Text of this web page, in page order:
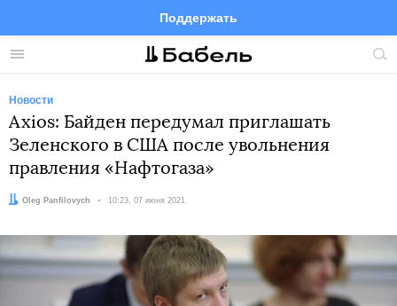
Меню
Поддержать
FacebookTelegramTwitter
Новости
Axios: Байден передумал приглашать
Зеленского в США после увольнения
правления «Нафтогаза»
Автор:
Oleg Panfilovych Дата:
10:23, 07 июня 2021